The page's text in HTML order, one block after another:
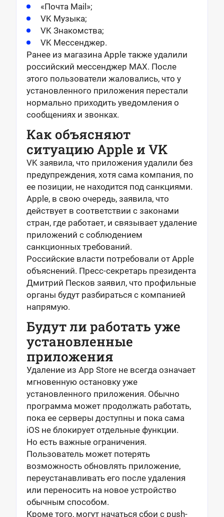
«Почта Mail»;
VK Музыка;
VK Знакомства;
VK Мессенджер.
Ранее из магазина Apple также удалили
российский мессенджер MAX. После
этого пользователи жаловались, что у
установленного приложения перестали
нормально приходить уведомления о
сообщениях и звонках.
Как объясняют
ситуацию Apple и VK
VK заявила, что приложения удалили без
предупреждения, хотя сама компания, по
ее позиции, не находится под санкциями.
Apple, в свою очередь, заявила, что
действует в соответствии с законами
стран, где работает, и связывает удаление
приложений с соблюдением
санкционных требований.
Российские власти потребовали от Apple
объяснений. Пресс-секретарь президента
Дмитрий Песков заявил, что профильные
органы будут разбираться с компанией
напрямую.
Будут ли работать уже
установленные
приложения
Удаление из App Store не всегда означает
мгновенную остановку уже
установленного приложения. Обычно
программа может продолжать работать,
пока ее серверы доступны и пока сама
iOS не блокирует отдельные функции.
Но есть важные ограничения.
Пользователь может потерять
возможность обновлять приложение,
переустанавливать его после удаления
или переносить на новое устройство
обычным способом.
Кроме того, могут начаться сбои с push-